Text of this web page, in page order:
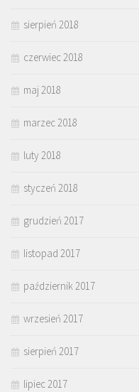
sierpień 2018
czerwiec 2018
maj 2018
marzec 2018
luty 2018
styczeń 2018
grudzień 2017
listopad 2017
październik 2017
wrzesień 2017
sierpień 2017
lipiec 2017